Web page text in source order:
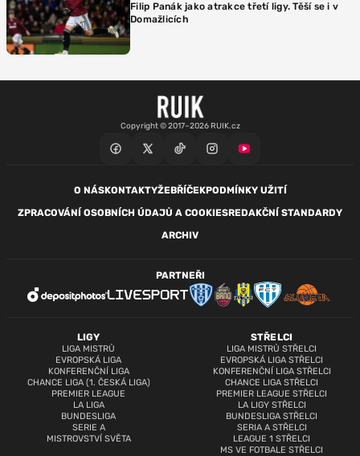
Filip Panák jako atrakce třetí ligy. Těší se i v
Domažlicích
Copyright © 2017–2026 RUIK.cz
O NÁSKONTAKTYŽEBŘÍČEKPODMÍNKY UŽITÍ
ZPRACOVÁNÍ OSOBNÍCH ÚDAJŮ A COOKIESREDAKČNÍ STANDARDY
ARCHIV
LIGY
LIGA MISTRŮ
EVROPSKÁ LIGA
KONFERENČNÍ LIGA
CHANCE LIGA (1. ČESKÁ LIGA)
PREMIER LEAGUE
LA LIGA
BUNDESLIGA
SERIE A
MISTROVSTVÍ SVĚTA
STŘELCI
LIGA MISTRŮ STŘELCI
EVROPSKÁ LIGA STŘELCI
KONFERENČNÍ LIGA STŘELCI
CHANCE LIGA STŘELCI
PREMIER LEAGUE STŘELCI
LA LIGY STŘELCI
BUNDESLIGA STŘELCI
SERIA A STŘELCI
LEAGUE 1 STŘELCI
MS VE FOTBALE STŘELCI
PARTNEŘI